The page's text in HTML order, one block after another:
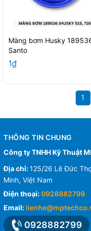
Màng bơm Husky
Santo
1₫
1
THÔNG TIN CHUNG
Công ty TNHH Kỹ Thuật
Địa chỉ:125/26 Lê Đức
Minh, Việt Nam
Điện thoại:0928882799
Email:
0928882799